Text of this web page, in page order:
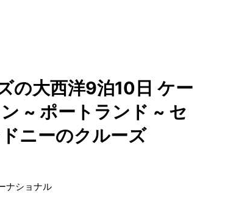
の大西洋9泊10日 ケー
~ ポートランド ~ セ
ニーのクルーズ
ナショナル